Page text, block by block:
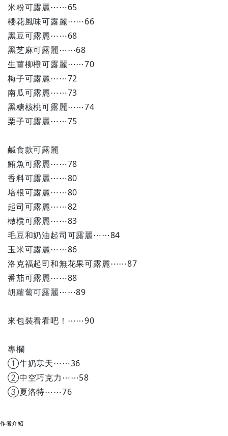
米粉可露麗⋯⋯65
櫻花風味可露麗⋯⋯66
黑豆可露麗⋯⋯68
黑芝麻可露麗⋯⋯68
生薑柳橙可露麗⋯⋯70
梅子可露麗⋯⋯72
南瓜可露麗⋯⋯73
黑糖核桃可露麗⋯⋯74
栗子可露麗⋯⋯75
鹹食款可露麗
鮪魚可露麗⋯⋯78
香料可露麗⋯⋯80
培根可露麗⋯⋯80
起司可露麗⋯⋯82
橄欖可露麗⋯⋯83
毛豆和奶油起司可露麗⋯⋯84
玉米可露麗⋯⋯86
洛克福起司和無花果可露麗⋯⋯87
番茄可露麗⋯⋯88
胡蘿蔔可露麗⋯⋯89
來包裝看看吧！⋯⋯90
專欄
①牛奶寒天⋯⋯36
②中空巧克力⋯⋯58
③夏洛特⋯⋯76
作者介紹